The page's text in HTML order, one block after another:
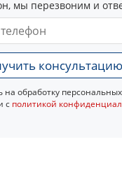
мы перезвоним и
консультацию
обработку
с политикой